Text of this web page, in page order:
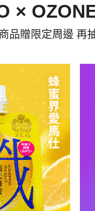
×
品贈限定周邊 再